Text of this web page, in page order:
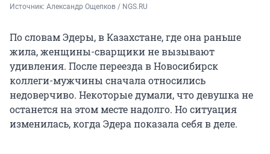
Источник: Александр Ощепков / NGS.RU
По словам Эдеры, в Казахстане, где она раньше
жила, женщины-сварщики не вызывают
удивления. После переезда в Новосибирск
коллеги-мужчины сначала относились
недоверчиво. Некоторые думали, что девушка не
останется на этом месте надолго. Но ситуация
изменилась, когда Эдера показала себя в деле.